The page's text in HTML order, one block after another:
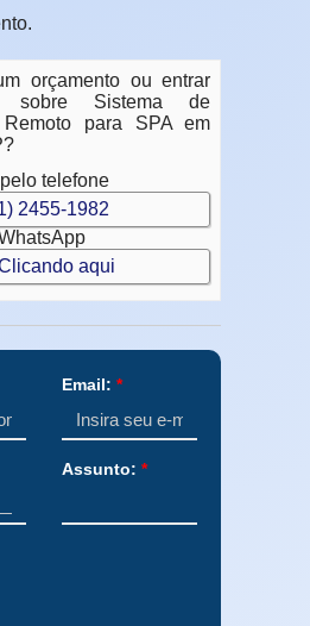
orçamento ou entrar
sobre Sistema de
Remoto para SPA em
telefone
2455-1982
aqui
Email: *
Assunto: *